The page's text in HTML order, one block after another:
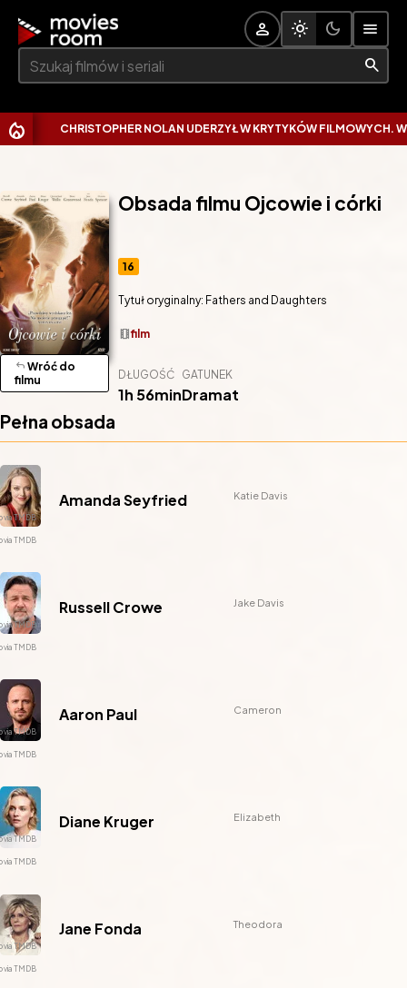
Szukaj:
CHRISTOPHER NOLAN UDERZYŁ W KRYTYKÓW FILMOWYCH.
reply Wróć do
filmu
theatersfilm
Obsada filmu Ojcowie i córki
16
Tytuł oryginalny: Fathers and Daughters
DŁUGOŚĆ
1h 56min
GATUNEK
Dramat
Pełna obsada
Amanda Seyfried Katie Davis
Russell Crowe Jake Davis
Aaron Paul Cameron
Diane Kruger Elizabeth
Jane Fonda Theodora